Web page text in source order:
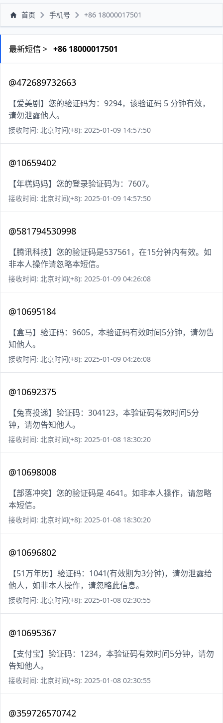
首页 手机号 +86 18000017501
最新短信 > +86 18000017501
@472689732663
【爱美剧】您的验证码为：9294，该验证码 5 分钟有效，
请勿泄露他人。
接收时间: 北京时间(+8): 2025-01-09 14:57:50
@10659402
【年糕妈妈】您的登录验证码为：7607。
接收时间: 北京时间(+8): 2025-01-09 14:57:50
@581794530998
【腾讯科技】您的验证码是537561，在15分钟内有效。如
非本人操作请忽略本短信。
接收时间: 北京时间(+8): 2025-01-09 04:26:08
@10695184
【盒马】验证码：9605，本验证码有效时间5分钟，请勿告
知他人。
接收时间: 北京时间(+8): 2025-01-09 04:26:08
@10692375
【兔喜投递】验证码：304123，本验证码有效时间5分
钟，请勿告知他人。
接收时间: 北京时间(+8): 2025-01-08 18:30:20
@10698008
【部落冲突】您的验证码是 4641。如非本人操作，请忽略
本短信。
接收时间: 北京时间(+8): 2025-01-08 18:30:20
@10696802
【51万年历】验证码：1041(有效期为3分钟)，请勿泄露给
他人，如非本人操作，请忽略此信息。
接收时间: 北京时间(+8): 2025-01-08 02:30:55
@10695367
【支付宝】验证码：1234，本验证码有效时间5分钟，请勿
告知他人。
接收时间: 北京时间(+8): 2025-01-08 02:30:55
@359726570742